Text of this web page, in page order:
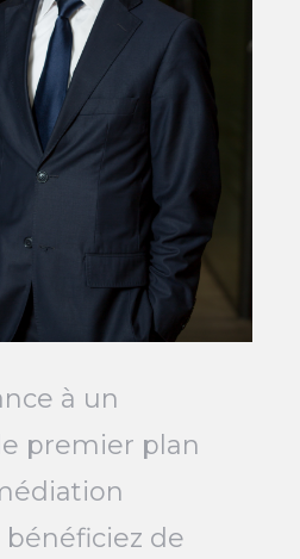
à un
premier plan
de